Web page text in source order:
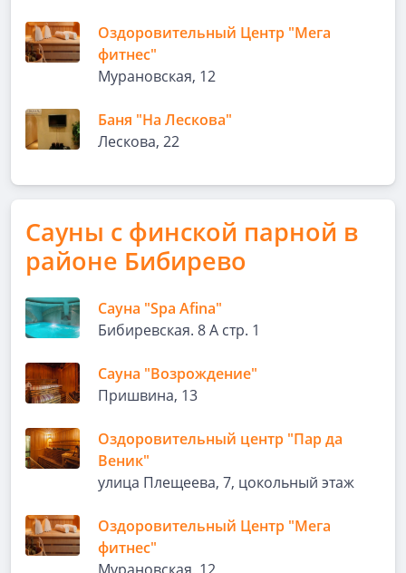
Оздоровительный Центр "Мега
фитнес"
Мурановская, 12
Баня "На Лескова"
Лескова, 22
Сауны с финской парной в
районе Бибирево
Сауна "Spa Afina"
Бибиревская. 8 А стр. 1
Сауна "Возрождение"
Пришвина, 13
Оздоровительный центр "Пар да
Веник"
улица Плещеева, 7, цокольный этаж
Оздоровительный Центр "Мега
фитнес"